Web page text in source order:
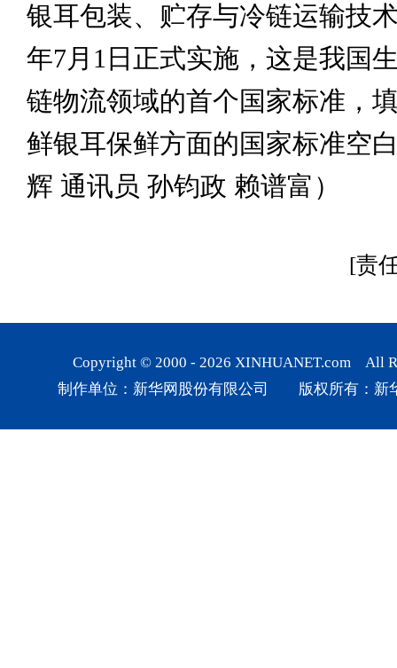
银耳包装、贮存与冷链运输技
年7月1日正式实施，这是我国
链物流领域的首个国家标准，
鲜银耳保鲜方面的国家标准空
辉 通讯员 孙钧政 赖谱富）
[责
Copyright © 2000 - 2026 XINHUANET.com All
制作单位：新华网股份有限公司 版权所有：新